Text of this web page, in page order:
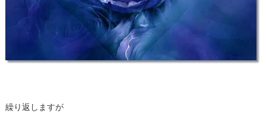
繰り返しますが